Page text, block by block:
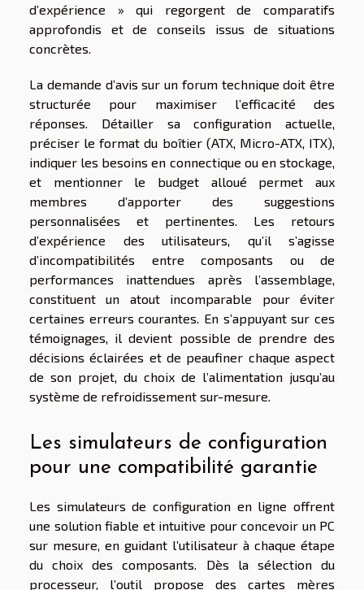
d’expérience » qui regorgent de comparatifs
approfondis et de conseils issus de situations
concrètes.
La demande d’avis sur un forum technique doit être
structurée pour maximiser l’efficacité des
réponses. Détailler sa configuration actuelle,
préciser le format du boîtier (ATX, Micro-ATX, ITX),
indiquer les besoins en connectique ou en stockage,
et mentionner le budget alloué permet aux
membres d’apporter des suggestions
personnalisées et pertinentes. Les retours
d’expérience des utilisateurs, qu’il s’agisse
d’incompatibilités entre composants ou de
performances inattendues après l’assemblage,
constituent un atout incomparable pour éviter
certaines erreurs courantes. En s’appuyant sur ces
témoignages, il devient possible de prendre des
décisions éclairées et de peaufiner chaque aspect
de son projet, du choix de l’alimentation jusqu’au
système de refroidissement sur-mesure.
Les simulateurs de configuration
pour une compatibilité garantie
Les simulateurs de configuration en ligne offrent
une solution fiable et intuitive pour concevoir un PC
sur mesure, en guidant l’utilisateur à chaque étape
du choix des composants. Dès la sélection du
processeur, l’outil propose des cartes mères